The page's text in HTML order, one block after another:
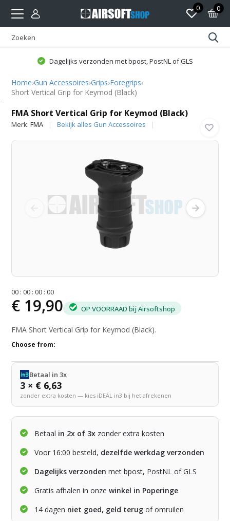
0 0
Dagelijks verzonden met bpost, PostNL of GLS
Home›Gun Accessoires›Grips›Foregrips›
Short Vertical Grip for Keymod (Black)
FMA Short Vertical Grip for Keymod (Black)
Merk:FMA Bekijk alles Gun Accessoires
00 :00 :00 :00
€ 19,90 OP VOORRAAD bij Airsoftshop
FMA Short Vertical Grip for Keymod (Black).
Choose from:
Betaal in 3x
3 × € 6,63
zonder extra kosten — kies iDEAL in3 bij het afrekenen
Betaal in 2x of 3x zonder extra kosten
Voor 16:00 besteld, dezelfde werkdag verzonden
Dagelijks verzonden met bpost, PostNL of GLS
Gratis afhalen in onzewinkel in Poperinge
14 dagen niet goed, geld terug of omruilen